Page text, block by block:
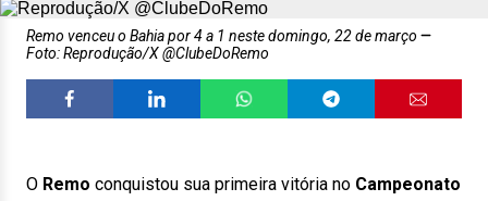
Remo venceu o Bahia por 4 a 1 neste domingo, 22 de março
Foto: Reprodução/X @ClubeDoRemo
O Remo conquistou sua primeira vitória no Campeonato